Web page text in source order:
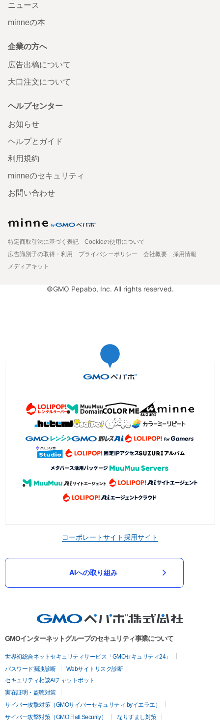
ニュース
minneの本
企業の方へ
広告出稿について
大口注文について
ヘルプセンター
お知らせ
ヘルプとガイド
利用規約
minneのセキュリティ
お問い合わせ
特定商取引法に基づく表記
Cookieの使用について
広告識別子の取得・利用
プライバシーポリシー 会社概要
採用情報
メディアキット
©GMO Pepabo, Inc. All rights reserved.
コーポレートサイト採用サイト
AIへの取り組み
GMOインターネットグループのセキュリティ事業について
世界初総合ネットセキュリティサービス「GMOセキュリティ24」
パスワード漏洩診断
Webサイトリスク診断
セキュリティ相談AIチャットボット
実在証明・盗聴対策
サイバー攻撃対策（GMOサイバーセキュリティ byイエラエ）
サイバー攻撃対策（GMO Flatt Security）
なりすまし対策